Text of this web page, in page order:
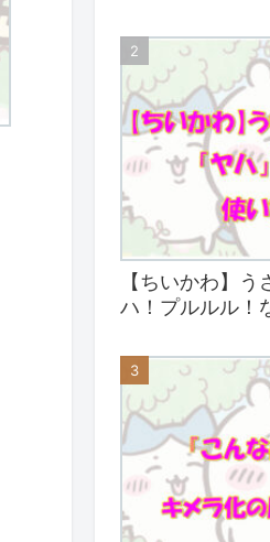
【ちいかわ】
ハ！プルルル！